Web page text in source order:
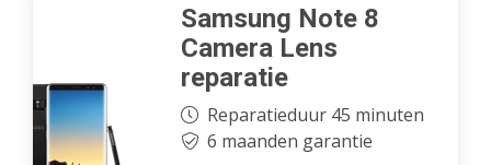
Samsung Note 8
Camera Lens
reparatie
Reparatieduur 45 minuten
6 maanden garantie